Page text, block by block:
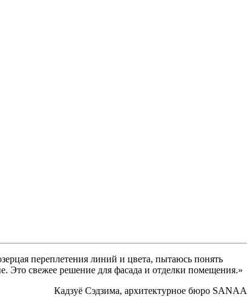
переплетения линий и цвета, пытаюсь понять
Это свежее решение для фасада и отделки помещения.»
Кадзуё Сэдзима, архитектурное бюро SANAA